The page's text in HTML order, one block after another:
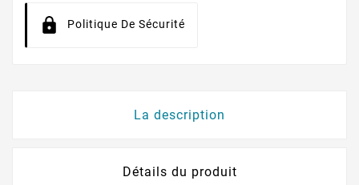
Politique De Sécurité
La description
Détails du produit